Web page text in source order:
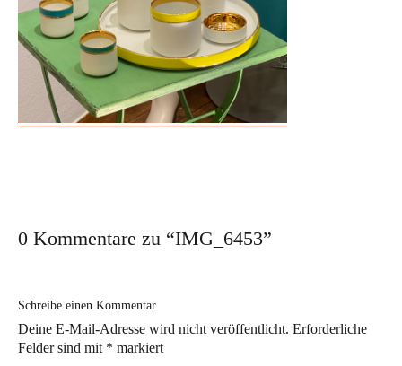
Aktuelle Kurstermine
Erwachsenenkurs
Workshop für den besonderen Anlass
Ausstellungen
Aktuelles
Sabine Weissbrich
Wollen Sie sehen, wie
0 Kommentare zu “IMG_6453”
Schreibe einen Kommentar
Deine E-Mail-Adresse wird nicht veröffentlicht. Erforderliche
Felder sind mit * markiert